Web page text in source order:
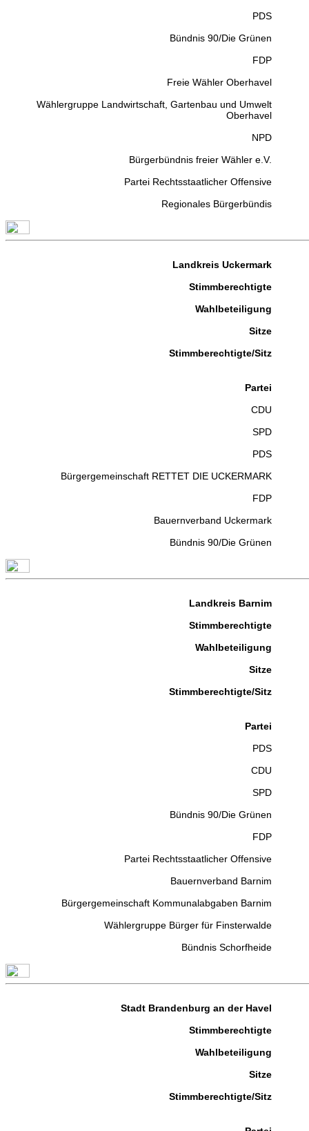
PDS
Bündnis 90/Die Grünen
FDP
Freie Wähler Oberhavel
Wählergruppe Landwirtschaft, Gartenbau und Umwelt
Oberhavel
NPD
Bürgerbündnis freier Wähler e.V.
Partei Rechtsstaatlicher Offensive
Regionales Bürgerbündis
Landkreis Uckermark
Stimmberechtigte
Wahlbeteiligung
Sitze
Stimmberechtigte/Sitz
Partei
CDU
SPD
PDS
Bürgergemeinschaft RETTET DIE UCKERMARK
FDP
Bauernverband Uckermark
Bündnis 90/Die Grünen
Landkreis Barnim
Stimmberechtigte
Wahlbeteiligung
Sitze
Stimmberechtigte/Sitz
Partei
PDS
CDU
SPD
Bündnis 90/Die Grünen
FDP
Partei Rechtsstaatlicher Offensive
Bauernverband Barnim
Bürgergemeinschaft Kommunalabgaben Barnim
Wählergruppe Bürger für Finsterwalde
Bündnis Schorfheide
Stadt Brandenburg an der Havel
Stimmberechtigte
Wahlbeteiligung
Sitze
Stimmberechtigte/Sitz